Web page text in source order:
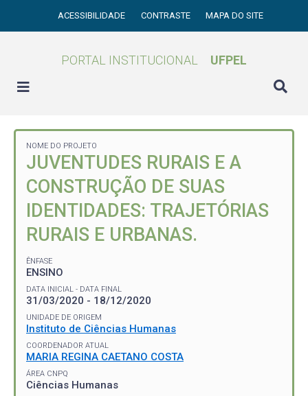
ACESSIBILIDADE CONTRASTE MAPA DO SITE
PORTAL INSTITUCIONAL UFPEL
NOME DO PROJETO
JUVENTUDES RURAIS E A
CONSTRUÇÃO DE SUAS
IDENTIDADES: TRAJETÓRIAS
RURAIS E URBANAS.
ÊNFASE
ENSINO
DATA INICIAL - DATA FINAL
31/03/2020 - 18/12/2020
UNIDADE DE ORIGEM
Instituto de Ciências Humanas
COORDENADOR ATUAL
MARIA REGINA CAETANO COSTA
ÁREA CNPQ
Ciências Humanas